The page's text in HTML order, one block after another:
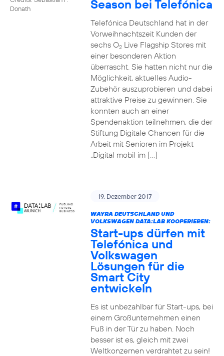
Donath
Season bei Telefónica
Telefónica Deutschland hat in der
Vorweihnachtszeit Kunden der
sechs O2Live Flagship Stores mit
einer besonderen Aktion
überrascht. Sie hatten nicht nur die
Möglichkeit, aktuelles Audio-
Zubehör auszuprobieren und dabei
attraktive Preise zu gewinnen. Sie
konnten auch an einer
Spendenaktion teilnehmen, die der
Stiftung Digitale Chancen für die
Arbeit mit Senioren im Projekt
„Digital mobil im […]
19. Dezember 2017
WAYRA DEUTSCHLAND UND
VOLKSWAGEN DATA:LAB KOOPERIEREN:
Start-ups dürfen mit
Telefónica und
Volkswagen
Lösungen für die
Smart City
entwickeln
Es ist unbezahlbar für Start-ups, bei
einem Großunternehmen einen
Fuß in der Tür zu haben. Noch
besser ist es, gleich mit zwei
Weltkonzernen verdrahtet zu sein!